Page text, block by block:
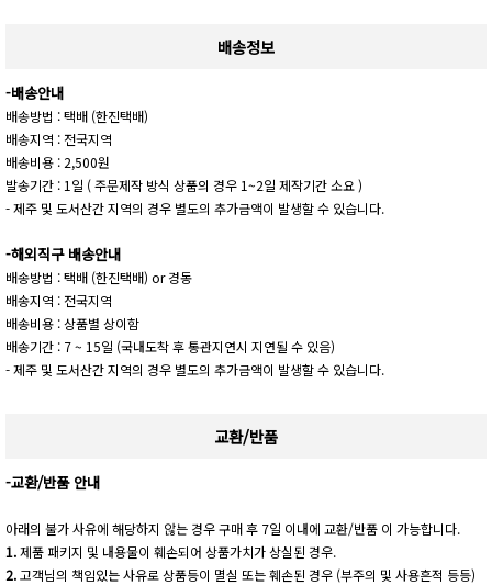
배송정보
-배송안내
배송방법 : 택배 (한진택배)
배송지역 : 전국지역
배송비용 : 2,500원
발송기간 : 1일 ( 주문제작 방식 상품의 경우 1~2일 제작기간 소요 )
- 제주 및 도서산간 지역의 경우 별도의 추가금액이 발생할 수 있습니다.
-해외직구 배송안내
배송방법 : 택배 (한진택배) or 경동
배송지역 : 전국지역
배송비용 : 상품별 상이함
배송기간 : 7 ~ 15일 (국내도착 후 통관지연시 지연될 수 있음)
- 제주 및 도서산간 지역의 경우 별도의 추가금액이 발생할 수 있습니다.
교환/반품
-교환/반품 안내
아래의 불가 사유에 해당하지 않는 경우 구매 후 7일 이내에 교환/반품 이 가능합니다.
1.제품 패키지 및 내용물이 훼손되어 상품가치가 상실된 경우.
2.고객님의 책임있는 사유로 상품등이 멸실 또는 훼손된 경우 (부주의 및 사용흔적 등등)